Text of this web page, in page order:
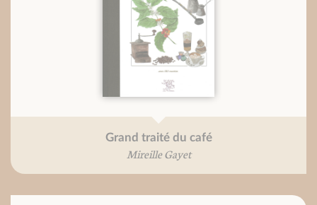
Grand traité du café
Mireille Gayet